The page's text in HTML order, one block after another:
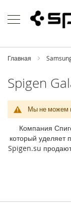
to
Content
h
o
i
P
h
e
1
M
Главная
Spigen
Мы не можем
Компания
который уделяет
Spigen.su